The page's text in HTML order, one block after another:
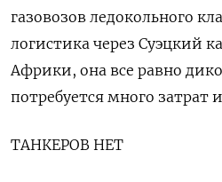
газовозов ледокольного
логистика через Суэцкий
Африки, она все равно
потребуется много затрат
ТАНКЕРОВ НЕТ